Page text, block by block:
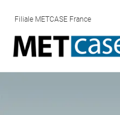
Filiale METCASE France